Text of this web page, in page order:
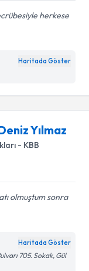
herkese
Haritada Göster
Yılmaz
- KBB
olmuştum sonra
Haritada Göster
705. Sokak, Gül